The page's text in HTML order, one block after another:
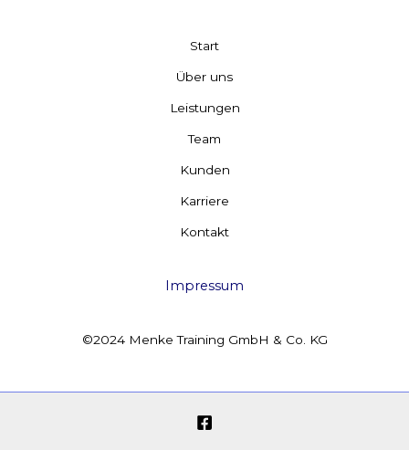
Start
Über uns
Leistungen
Team
Kunden
Karriere
Kontakt
Impressum
©2024 Menke Training GmbH & Co. KG